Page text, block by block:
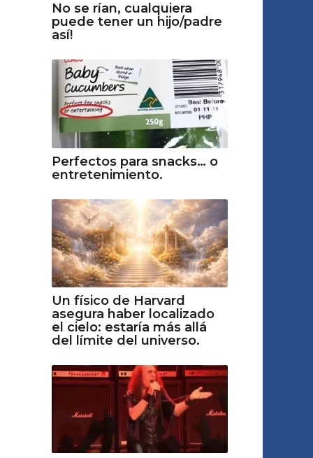
No se rían, cualquiera
puede tener un hijo/padre
así!
Perfectos para snacks… o
entretenimiento.
Un físico de Harvard
asegura haber localizado
el cielo: estaría más allá
del límite del universo.